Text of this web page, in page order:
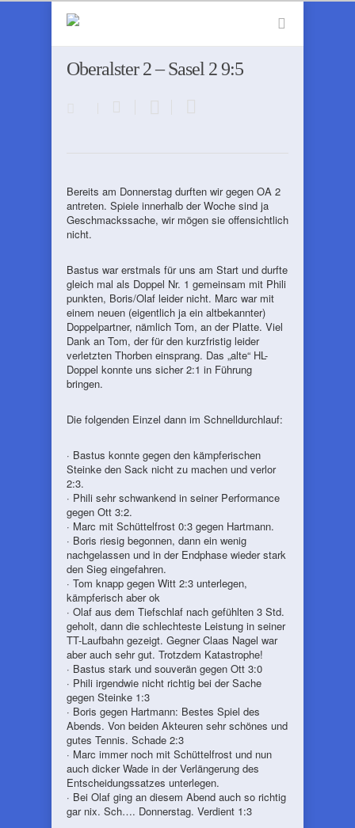
Oberalster 2 – Sasel 2 9:5
Bereits am Donnerstag durften wir gegen OA 2
antreten. Spiele innerhalb der Woche sind ja
Geschmackssache, wir mögen sie offensichtlich
nicht.
Bastus war erstmals für uns am Start und durfte
gleich mal als Doppel Nr. 1 gemeinsam mit Phili
punkten, Boris/Olaf leider nicht. Marc war mit
einem neuen (eigentlich ja ein altbekannter)
Doppelpartner, nämlich Tom, an der Platte. Viel
Dank an Tom, der für den kurzfristig leider
verletzten Thorben einsprang. Das „alte“ HL-
Doppel konnte uns sicher 2:1 in Führung
bringen.
Die folgenden Einzel dann im Schnelldurchlauf:
· Bastus konnte gegen den kämpferischen
Steinke den Sack nicht zu machen und verlor
2:3.
· Phili sehr schwankend in seiner Performance
gegen Ott 3:2.
· Marc mit Schüttelfrost 0:3 gegen Hartmann.
· Boris riesig begonnen, dann ein wenig
nachgelassen und in der Endphase wieder stark
den Sieg eingefahren.
· Tom knapp gegen Witt 2:3 unterlegen,
kämpferisch aber ok
· Olaf aus dem Tiefschlaf nach gefühlten 3 Std.
geholt, dann die schlechteste Leistung in seiner
TT-Laufbahn gezeigt. Gegner Claas Nagel war
aber auch sehr gut. Trotzdem Katastrophe!
· Bastus stark und souverän gegen Ott 3:0
· Phili irgendwie nicht richtig bei der Sache
gegen Steinke 1:3
· Boris gegen Hartmann: Bestes Spiel des
Abends. Von beiden Akteuren sehr schönes und
gutes Tennis. Schade 2:3
· Marc immer noch mit Schüttelfrost und nun
auch dicker Wade in der Verlängerung des
Entscheidungssatzes unterlegen.
· Bei Olaf ging an diesem Abend auch so richtig
gar nix. Sch…. Donnerstag. Verdient 1:3